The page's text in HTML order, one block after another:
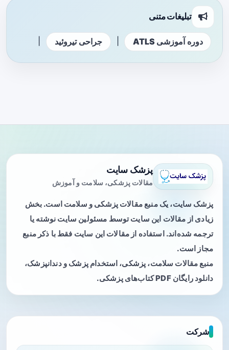
تبلیغات متنی
دوره آموزشی ATLS جراحی تیروئید
پزشک سایت
مقالات پزشکی، سلامت و آموزش
پزشک سایت، یک منبع مقالات پزشکی و سلامت است. بخش
زیادی از مقالات این سایت توسط مسئولین سایت نوشته یا
ترجمه شده‌اند. استفاده از مقالات این سایت فقط با ذکر منبع
مجاز است.
منبع مقالات سلامت، پزشکی، استخدام پزشک و دندانپزشک،
دانلود رایگان PDF کتاب‌های پزشکی.
شرکت